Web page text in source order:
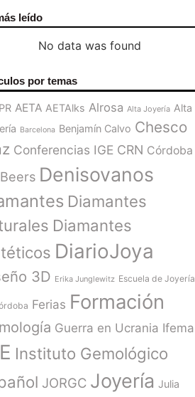
leído
No data was found
por temas
AETA AETAlks Alrosa Alta Joyería Alta
Barcelona Benjamín Calvo Chesco
Conferencias IGE CRN Córdoba
Denisovanos
Diamantes
Diamantes
DiarioJoya
3D Erika Junglewitz Escuela de Joyería
Ferias Formación
Guerra en Ucrania Ifema
Instituto Gemológico
JORGC Joyería Julia